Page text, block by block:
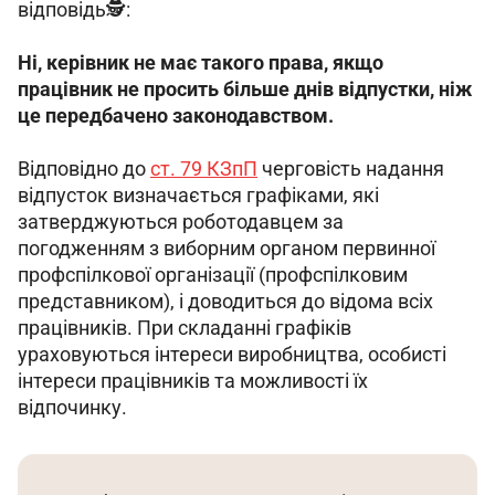
відповідь🕵️:
Ні, керівник не має такого права, якщо
працівник не просить більше днів відпустки, ніж
це передбачено законодавством.
Відповідно до ст. 79 КЗпП черговість надання
відпусток визначається графіками, які
затверджуються роботодавцем за
погодженням з виборним органом первинної
профспілкової організації (профспілковим
представником), і доводиться до відома всіх
працівників. При складанні графіків
ураховуються інтереси виробництва, особисті
інтереси працівників та можливості їх
відпочинку.